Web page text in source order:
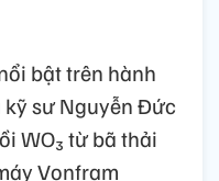
bật trên hành
sư Nguyễn Đức
WO₃ từ bã thải
Vonfram